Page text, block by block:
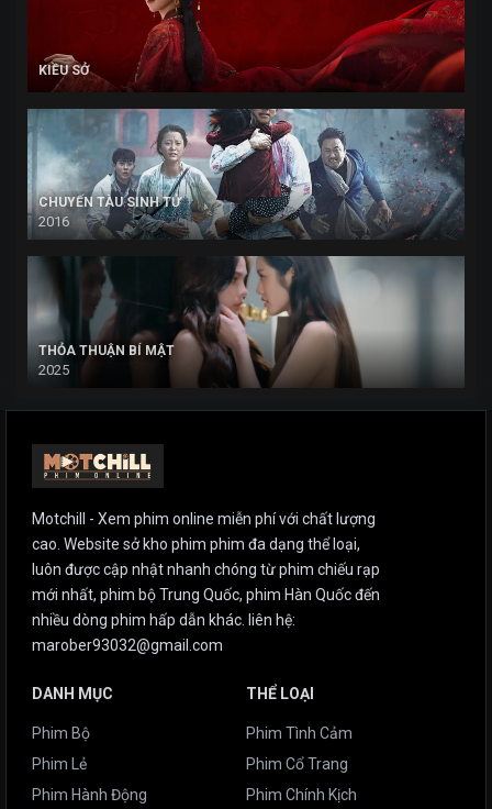
KIỀU SỞ
CHUYẾN TÀU SINH TỬ
2016
THỎA THUẬN BÍ MẬT
2025
Motchill - Xem phim online miễn phí với chất lượng
cao. Website sở kho phim phim đa dạng thể loại,
luôn được cập nhật nhanh chóng từ phim chiếu rạp
mới nhất, phim bộ Trung Quốc, phim Hàn Quốc đến
nhiều dòng phim hấp dẫn khác. liên hệ:
marober93032@gmail.com
DANH MỤC
Phim Bộ
Phim Lẻ
Phim Hành Động
THỂ LOẠI
Phim Tình Cảm
Phim Cổ Trang
Phim Chính Kịch